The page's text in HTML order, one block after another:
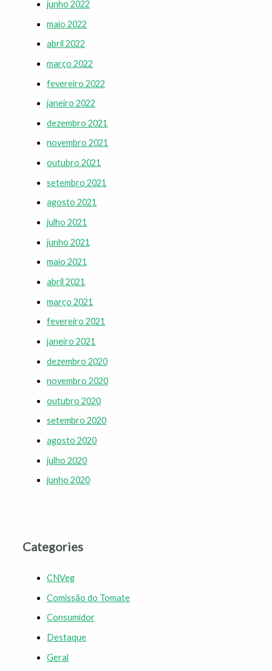
junho 2022
maio 2022
abril 2022
março 2022
fevereiro 2022
janeiro 2022
dezembro 2021
novembro 2021
outubro 2021
setembro 2021
agosto 2021
julho 2021
junho 2021
maio 2021
abril 2021
março 2021
fevereiro 2021
janeiro 2021
dezembro 2020
novembro 2020
outubro 2020
setembro 2020
agosto 2020
julho 2020
junho 2020
Categories
CNVeg
Comissão do Tomate
Consumidor
Destaque
Geral